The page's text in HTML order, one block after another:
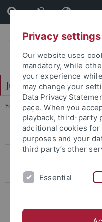
Skip
to
content
Skip
to
footer
Juristische Fakultät
You are here: Startseite ...
Forum Junge
Programm
WVTK e.V.
Junges Forum Kartellrecht
Privacy settings
Our website uses
mandatory, while
your experience
may change your
Data Privacy
page. When you
playback, third-party
additional cookies
purposes and your
third party’s other
Essential